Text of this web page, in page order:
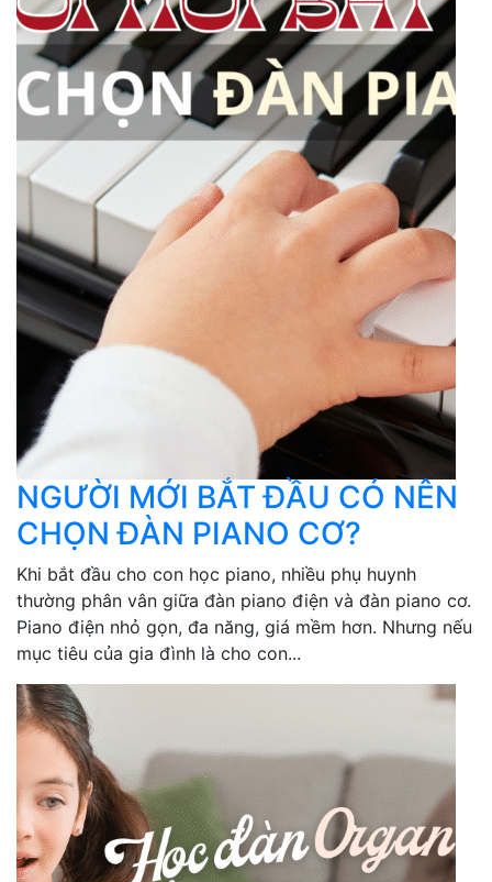
NGƯỜI MỚI BẮT ĐẦU CÓ NÊN
CHỌN ĐÀN PIANO CƠ?
Khi bắt đầu cho con học piano, nhiều phụ huynh
thường phân vân giữa đàn piano điện và đàn piano cơ.
Piano điện nhỏ gọn, đa năng, giá mềm hơn. Nhưng nếu
mục tiêu của gia đình là cho con...